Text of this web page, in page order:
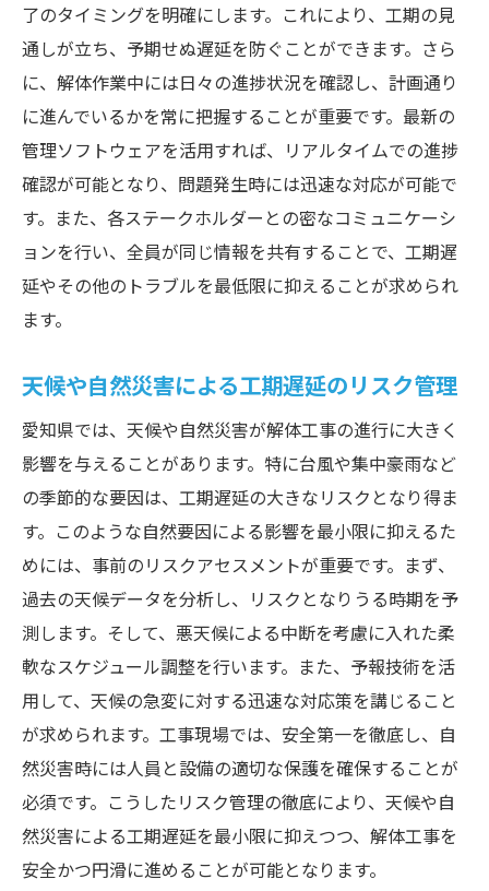
了のタイミングを明確にします。これにより、工期の見
通しが立ち、予期せぬ遅延を防ぐことができます。さら
に、解体作業中には日々の進捗状況を確認し、計画通り
に進んでいるかを常に把握することが重要です。最新の
管理ソフトウェアを活用すれば、リアルタイムでの進捗
確認が可能となり、問題発生時には迅速な対応が可能で
す。また、各ステークホルダーとの密なコミュニケーシ
ョンを行い、全員が同じ情報を共有することで、工期遅
延やその他のトラブルを最低限に抑えることが求められ
ます。
天候や自然災害による工期遅延のリスク管理
愛知県では、天候や自然災害が解体工事の進行に大きく
影響を与えることがあります。特に台風や集中豪雨など
の季節的な要因は、工期遅延の大きなリスクとなり得ま
す。このような自然要因による影響を最小限に抑えるた
めには、事前のリスクアセスメントが重要です。まず、
過去の天候データを分析し、リスクとなりうる時期を予
測します。そして、悪天候による中断を考慮に入れた柔
軟なスケジュール調整を行います。また、予報技術を活
用して、天候の急変に対する迅速な対応策を講じること
が求められます。工事現場では、安全第一を徹底し、自
然災害時には人員と設備の適切な保護を確保することが
必須です。こうしたリスク管理の徹底により、天候や自
然災害による工期遅延を最小限に抑えつつ、解体工事を
安全かつ円滑に進めることが可能となります。